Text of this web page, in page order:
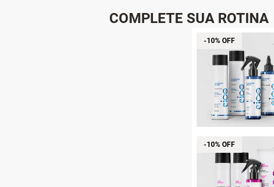
COMPLETE SUA ROTINA
-10% OFF
-10% OFF